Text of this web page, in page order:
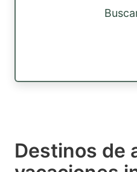
Destinos de